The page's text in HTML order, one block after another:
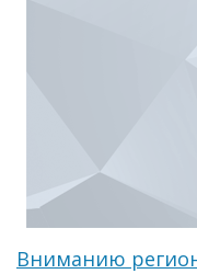
Вниманию